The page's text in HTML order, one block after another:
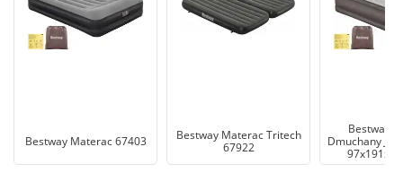
Bestway Materac 67403
Bestway Materac Tritech
67922
Bestway
Dmuchany